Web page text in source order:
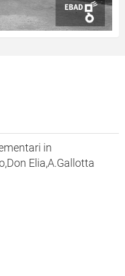
in
Elia,A.Gallotta